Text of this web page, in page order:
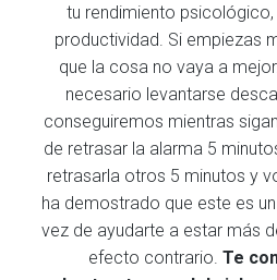
tu rendimiento
productividad. Si empiezas
que la cosa no vaya a
necesario levantarse
conseguiremos mientras
de retrasar la alarma 5
retrasarla otros 5 minutos y
ha demostrado que este es
vez de ayudarte a estar más
efecto contrario. Te